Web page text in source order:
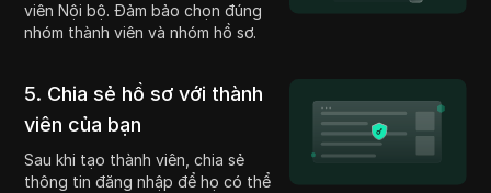
viên Nội bộ. Đảm bảo chọn đúng
nhóm thành viên và nhóm hồ sơ.
5. Chia sẻ hồ sơ với thành
viên của bạn
Sau khi tạo thành viên, chia sẻ
thông tin đăng nhập để họ có thể